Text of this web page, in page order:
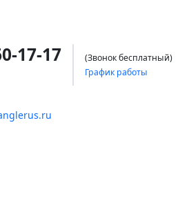
17-17
(Звонок бесплатный)
График работы